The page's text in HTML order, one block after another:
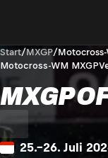
Start/MXGP/
Motocross-WM MXGP
MXGP
25.–26. Juli